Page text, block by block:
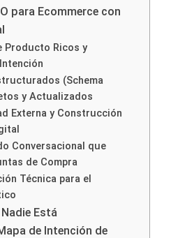
para Ecommerce con
Producto Ricos y
(Schema
y Actualizados
Externa y Construcción
Conversacional que
de Compra
Técnica para el
Está
de Intención de